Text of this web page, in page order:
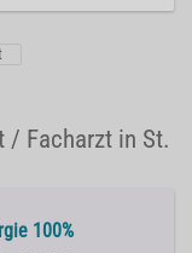
/ Facharzt in St.
100%